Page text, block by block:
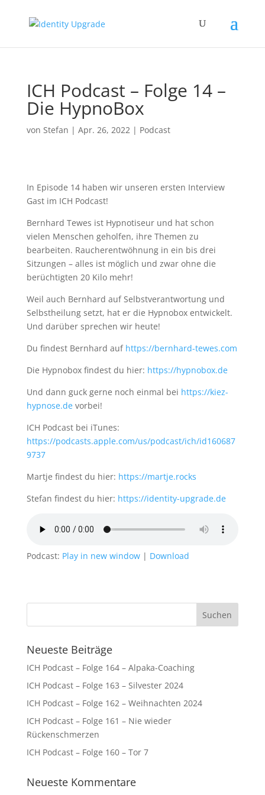
ICH Podcast – Folge 14 –
Die HypnoBox
von Stefan | Apr. 26, 2022| Podcast
In Episode 14 haben wir unseren ersten Interview
Gast im ICH Podcast!
Bernhard Tewes ist Hypnotiseur und hat schon
vielen Menschen geholfen, ihre Themen zu
bearbeiten. Raucherentwöhnung in ein bis drei
Sitzungen – alles ist möglich und zwar ohne die
berüchtigten 20 Kilo mehr!
Weil auch Bernhard auf Selbstverantwortung und
Selbstheilung setzt, hat er die Hypnobox entwickelt.
Und darüber sprechen wir heute!
Du findest Bernhard auf https://bernhard-tewes.com
Die Hypnobox findest du hier: https://hypnobox.de
Und dann guck gerne noch einmal bei https://kiez-
hypnose.devorbei!
ICH Podcast bei iTunes:
https://podcasts.apple.com/us/podcast/ich/id160687
9737
Martje findest du hier: https://martje.rocks
Stefan findest du hier: https://identity-upgrade.de
Podcast: Play in new window| Download
Neueste Beiträge
ICH Podcast – Folge 164 – Alpaka-Coaching
ICH Podcast – Folge 163 – Silvester 2024
ICH Podcast – Folge 162 – Weihnachten 2024
ICH Podcast – Folge 161 – Nie wieder
Rückenschmerzen
ICH Podcast – Folge 160 – Tor 7
Neueste Kommentare